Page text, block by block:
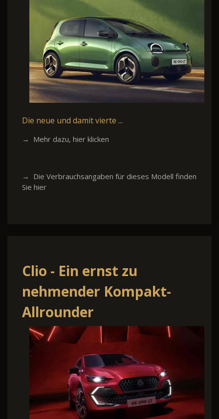
Die neue und damit vierte ...
→ Mehr dazu, hier klicken
→ Die Verbrauchsangaben für dieses Modell finden
Sie hier
Clio - Ein ernst zu
nehmender Kompakt-
Allrounder